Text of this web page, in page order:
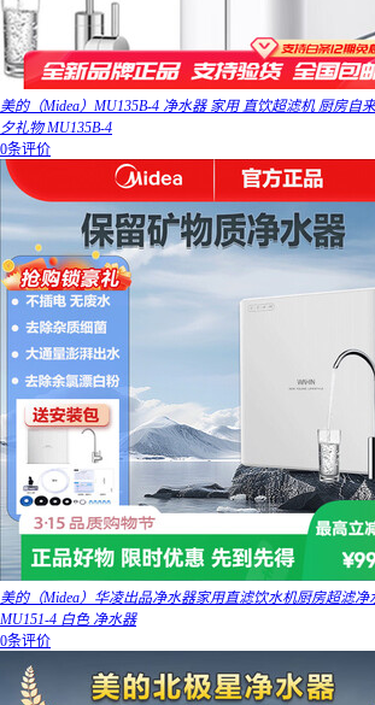
美的（Midea）MU135B-4 净水器 家用 直饮超滤机 厨房自
夕礼物 MU135B-4
0条评价
美的（Midea）华凌出品净水器家用直滤饮水机厨房超滤
MU151-4 白色 净水器
0条评价